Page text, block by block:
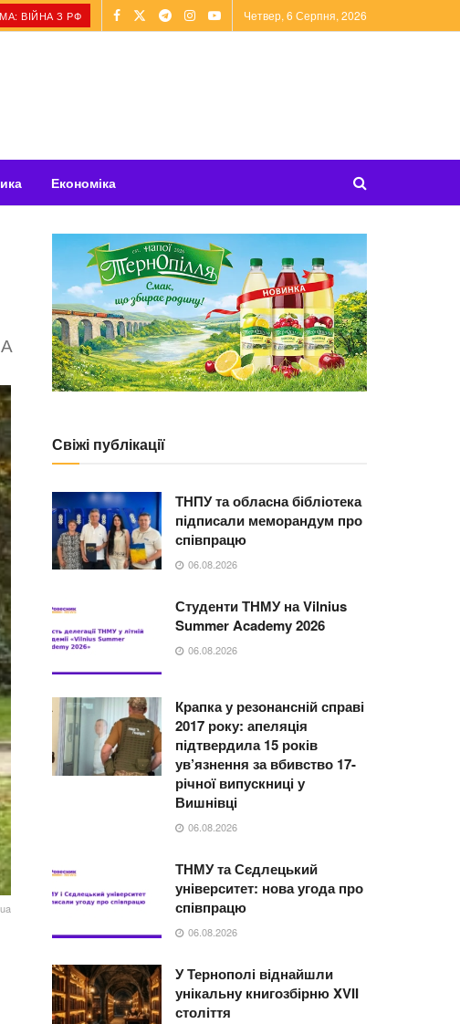
ВІЙНА З РФ Четвер, 6 Серпня, 2026
Економіка
A
Свіжі публікації
ТНПУ та обласна бібліотека
підписали меморандум про
співпрацю
06.08.2026
Студенти ТНМУ на Vilnius
Summer Academy 2026
06.08.2026
Крапка у резонансній справі
2017 року: апеляція
підтвердила 15 років
ув’язнення за вбивство 17-
річної випускниці у
Вишнівці
06.08.2026
ТНМУ та Сєдлецький
університет: нова угода про
співпрацю
06.08.2026
У Тернополі віднайшли
унікальну книгозбірню XVII
століття